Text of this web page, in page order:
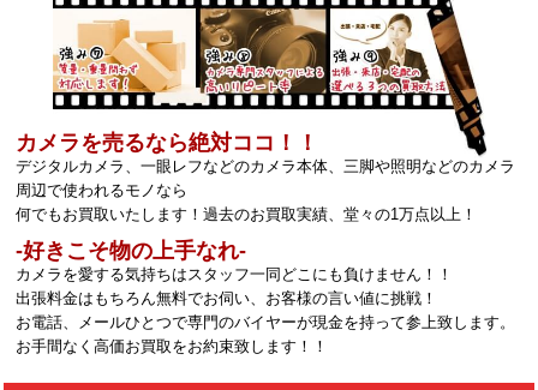
カメラを売るなら絶対ココ！！
デジタルカメラ、一眼レフなどのカメラ本体、三脚や照明などのカメラ
周辺で使われるモノなら
何でもお買取いたします！過去のお買取実績、堂々の1万点以上！
‐好きこそ物の上手なれ‐
カメラを愛する気持ちはスタッフ一同どこにも負けません！！
出張料金はもちろん無料でお伺い、お客様の言い値に挑戦！
お電話、メールひとつで専門のバイヤーが現金を持って参上致します。
お手間なく高価お買取をお約束致します！！